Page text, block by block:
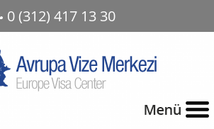
0 (312) 417 13 30